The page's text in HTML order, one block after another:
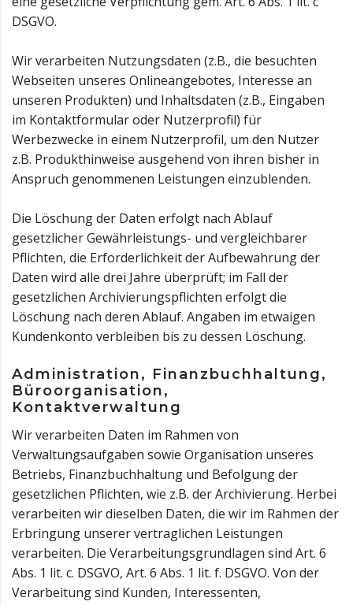
DSGVO.
Wir verarbeiten Nutzungsdaten (z.B., die besuchten
Webseiten unseres Onlineangebotes, Interesse an
unseren Produkten) und Inhaltsdaten (z.B., Eingaben
im Kontaktformular oder Nutzerprofil) für
Werbezwecke in einem Nutzerprofil, um den Nutzer
z.B. Produkthinweise ausgehend von ihren bisher in
Anspruch genommenen Leistungen einzublenden.
Die Löschung der Daten erfolgt nach Ablauf
gesetzlicher Gewährleistungs- und vergleichbarer
Pflichten, die Erforderlichkeit der Aufbewahrung der
Daten wird alle drei Jahre überprüft; im Fall der
gesetzlichen Archivierungspflichten erfolgt die
Löschung nach deren Ablauf. Angaben im etwaigen
Kundenkonto verbleiben bis zu dessen Löschung.
Administration, Finanzbuchhaltung,
Büroorganisation,
Kontaktverwaltung
Wir verarbeiten Daten im Rahmen von
Verwaltungsaufgaben sowie Organisation unseres
Betriebs, Finanzbuchhaltung und Befolgung der
gesetzlichen Pflichten, wie z.B. der Archivierung. Herbei
verarbeiten wir dieselben Daten, die wir im Rahmen der
Erbringung unserer vertraglichen Leistungen
verarbeiten. Die Verarbeitungsgrundlagen sind Art. 6
Abs. 1 lit. c. DSGVO, Art. 6 Abs. 1 lit. f. DSGVO. Von der
Verarbeitung sind Kunden, Interessenten,